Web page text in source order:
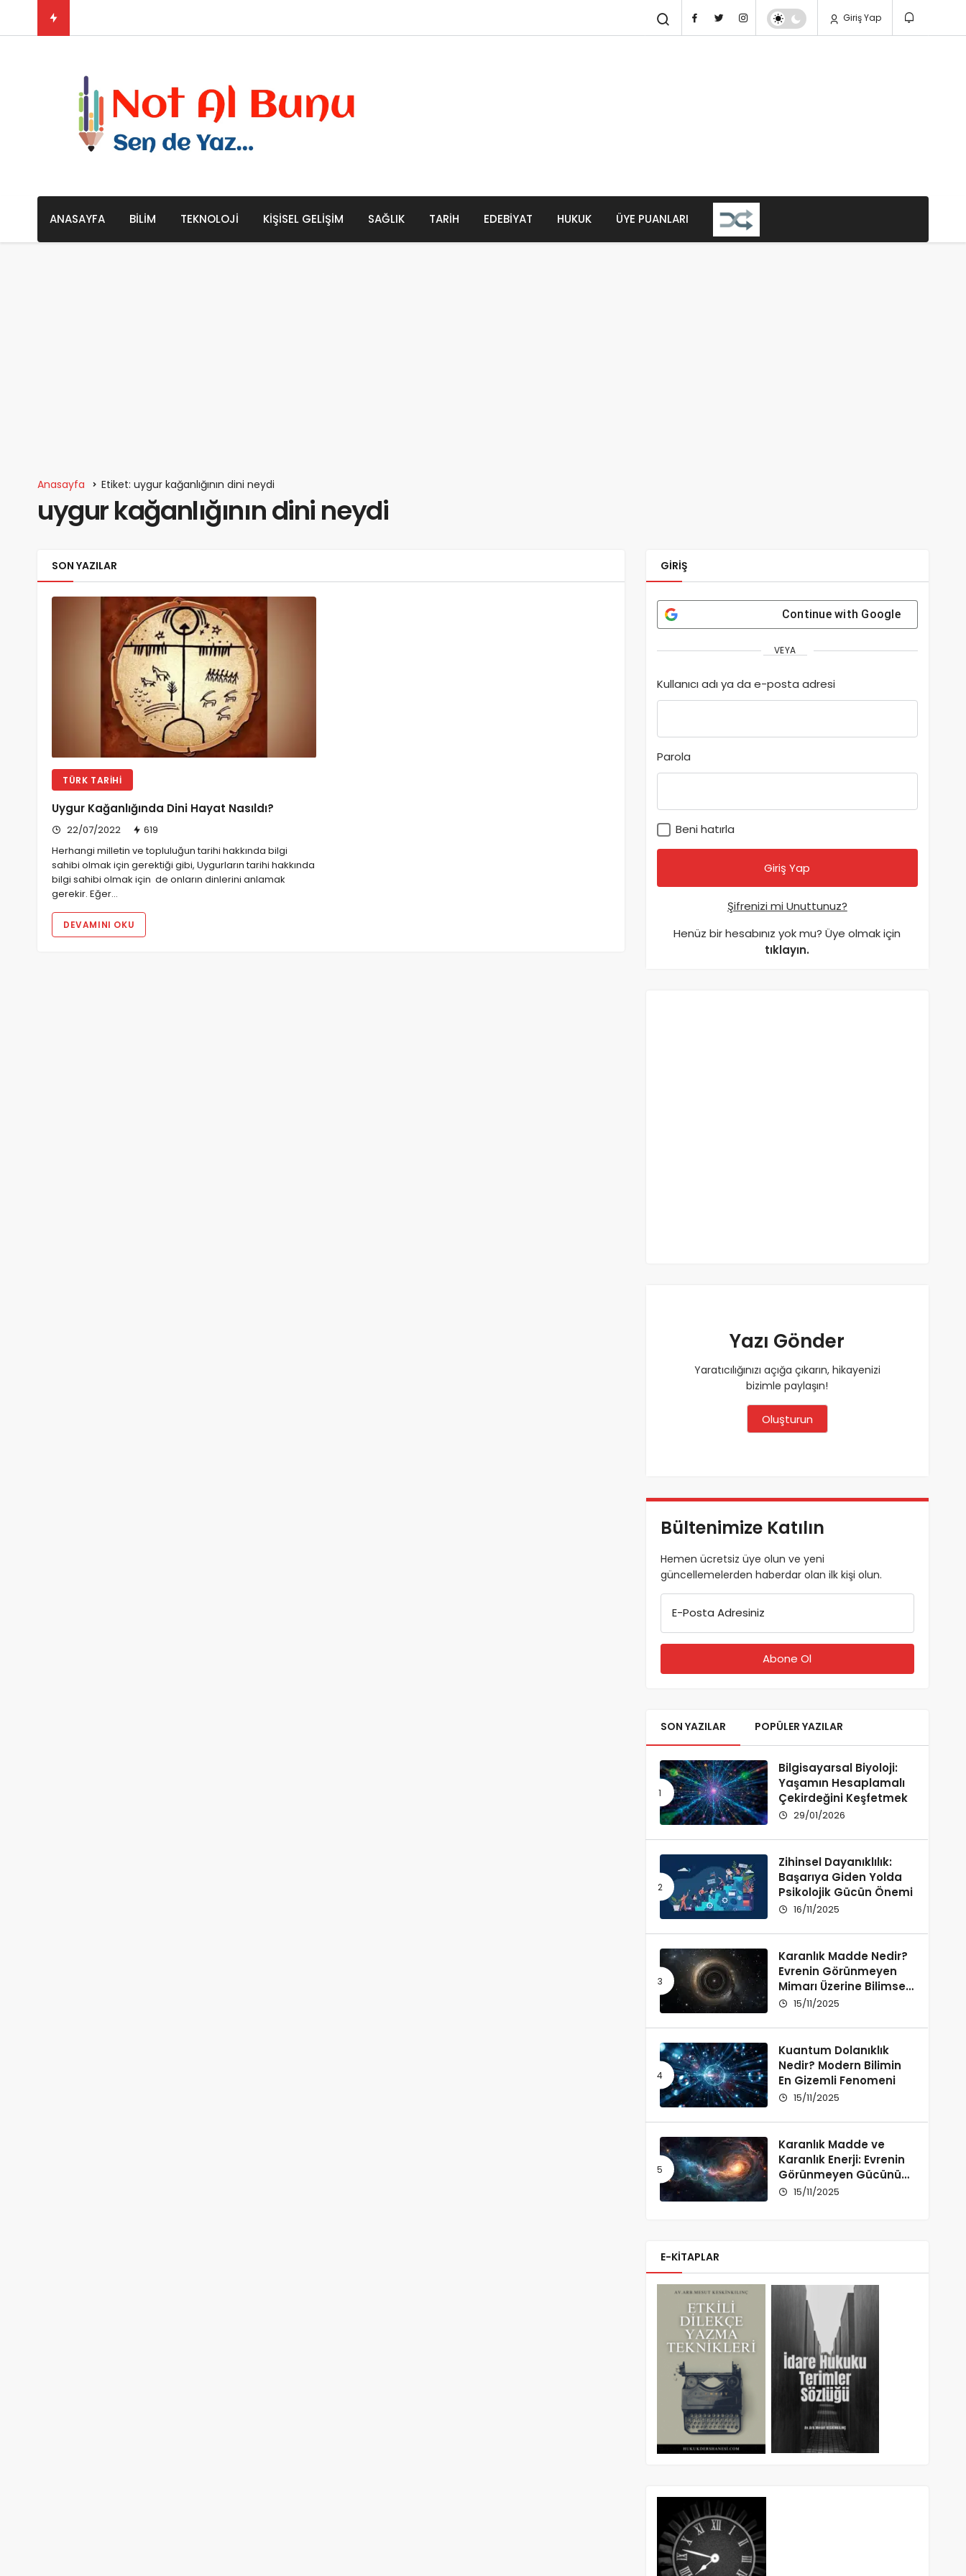
Giriş Yap
ANASAYFA BILIM TEKNOLOJI KIŞISEL GELIŞIM SAĞLIK TARIH EDEBIYAT HUKUK ÜYE PUANLARI
Anasayfa Etiket: uygur kağanlığının dini neydi
uygur kağanlığının dini neydi
SON YAZILAR
TÜRK TARIHI
Uygur Kağanlığında Dini Hayat Nasıldı?
22/07/2022
619
Herhangi milletin ve topluluğun tarihi hakkında bilgi
sahibi olmak için gerektiği gibi, Uygurların tarihi hakkında
bilgi sahibi olmak için de onların dinlerini anlamak
gerekir. Eğer…
DEVAMINI OKU
GIRIŞ
Continue with Google
VEYA
Kullanıcı adı ya da e-posta adresi
Parola
Beni hatırla
Şifrenizi mi Unuttunuz?
Henüz bir hesabınız yok mu? Üye olmak için
tıklayın.
Yazı Gönder
Yaratıcılığınızı açığa çıkarın, hikayenizi
bizimle paylaşın!
Oluşturun
Bültenimize Katılın
Hemen ücretsiz üye olun ve yeni
güncellemelerden haberdar olan ilk kişi olun.
E-Posta Adresiniz
SON YAZILAR POPÜLER YAZILAR
Bilgisayarsal Biyoloji:
Yaşamın Hesaplamalı
Çekirdeğini Keşfetmek
29/01/2026
Zihinsel Dayanıklılık:
Başarıya Giden Yolda
Psikolojik Gücün Önemi
16/11/2025
Karanlık Madde Nedir?
Evrenin Görünmeyen
Mimarı Üzerine Bilimsel
Bir İnceleme
15/11/2025
Kuantum Dolanıklık
Nedir? Modern Bilimin
En Gizemli Fenomeni
15/11/2025
Karanlık Madde ve
Karanlık Enerji: Evrenin
Görünmeyen Gücünü
Anlamak
15/11/2025
E-KİTAPLAR